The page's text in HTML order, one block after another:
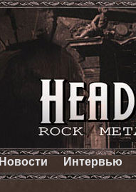
Новости Интервью